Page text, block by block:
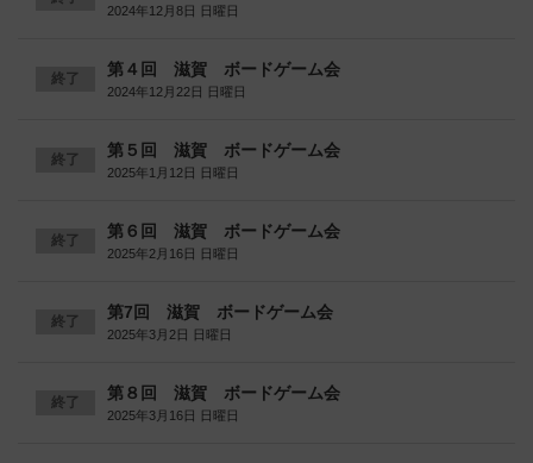
2024年12月8日 日曜日
終了 第４回 滋賀 ボードゲーム会
2024年12月22日 日曜日
終了 第５回 滋賀 ボードゲーム会
2025年1月12日 日曜日
終了 第６回 滋賀 ボードゲーム会
2025年2月16日 日曜日
終了 第7回 滋賀 ボードゲーム会
2025年3月2日 日曜日
終了 第８回 滋賀 ボードゲーム会
2025年3月16日 日曜日